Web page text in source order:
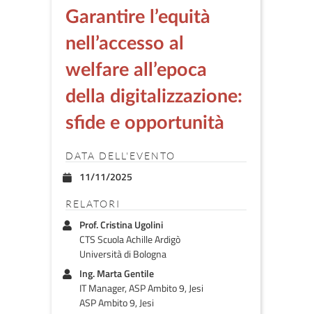
Garantire l’equità
nell’accesso al
welfare all’epoca
della digitalizzazione:
sfide e opportunità
DATA DELL'EVENTO
11/11/2025
RELATORI
Prof. Cristina Ugolini
CTS Scuola Achille Ardigò
Università di Bologna
Ing. Marta Gentile
IT Manager, ASP Ambito 9, Jesi
ASP Ambito 9, Jesi